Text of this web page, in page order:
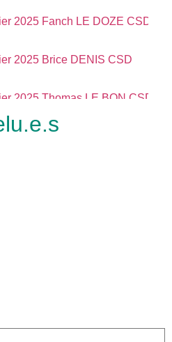
février 2025 Fanch LE DOZE CSD
février 2025 Brice DENIS CSD
février 2025 Thomas LE BON CSD